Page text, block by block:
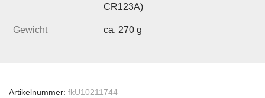
CR123A)
Gewicht ca. 270 g
Artikelnummer: fkU10211744